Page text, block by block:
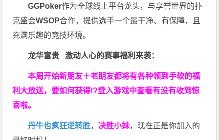
GGPoker作为全球线上平台龙头，与享誉世界的扑
克盛会WSOP合作，提供选手一个最干净、有保障，且
充满乐趣的竞技环境。
龙华富贵 激动人心的赛事福利来袭：
本周开始新朋友＋老朋友都将有各种领到手软的福
利大放送，要如何获得!?登入游戏中查看有没有收到惊
喜啦。
丹牛也疯狂逆转胜， 决胜小妹，现在正是你加入的